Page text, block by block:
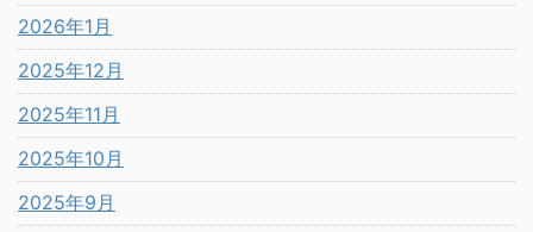
2026年1月
2025年12月
2025年11月
2025年10月
2025年9月